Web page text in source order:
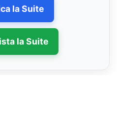
la Suite
la Suite